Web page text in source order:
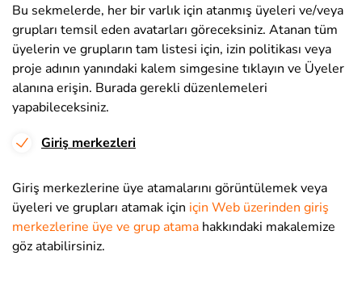
Bu sekmelerde, her bir varlık için atanmış üyeleri ve/veya
grupları temsil eden avatarları göreceksiniz. Atanan tüm
üyelerin ve grupların tam listesi için, izin politikası veya
proje adının yanındaki kalem simgesine tıklayın ve Üyeler
alanına erişin. Burada gerekli düzenlemeleri
yapabileceksiniz.
Giriş merkezleri
Giriş merkezlerine üye atamalarını görüntülemek veya
üyeleri ve grupları atamak için için Web üzerinden giriş
merkezlerine üye ve grup atama hakkındaki makalemize
göz atabilirsiniz.